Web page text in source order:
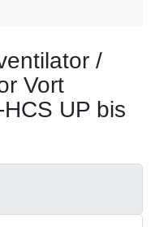
/
Vort
UP bis